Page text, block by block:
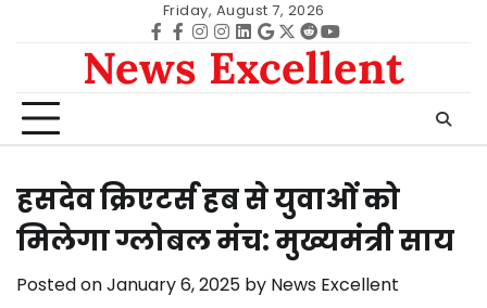
Friday, August 7, 2026
Facebook
facebook
Instagram
instagram
Linkedin
google
Twitter
redditYoutube
News Excellent
हसदेव क्रिएटर्स हब से युवाओं को
मिलेगा ग्लोबल मंच: मुख्यमंत्री साय
Posted onJanuary 6, 2025 by News Excellent